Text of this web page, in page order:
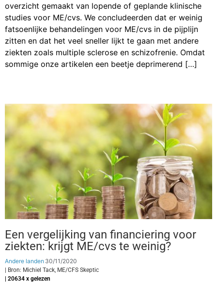
overzicht gemaakt van lopende of geplande klinische
studies voor ME/cvs. We concludeerden dat er weinig
fatsoenlijke behandelingen voor ME/cvs in de pijplijn
zitten en dat het veel sneller lijkt te gaan met andere
ziekten zoals multiple sclerose en schizofrenie. Omdat
sommige onze artikelen een beetje deprimerend […]
Een vergelijking van financiering voor
ziekten: krijgt ME/cvs te weinig?
Andere landen 30/11/2020
| Bron: Michiel Tack, ME/CFS Skeptic
| 20634 x gelezen